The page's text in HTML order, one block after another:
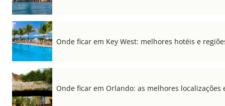
Onde ficar em Key West: melhores hotéis e
Onde ficar em Orlando: as melhores localizações